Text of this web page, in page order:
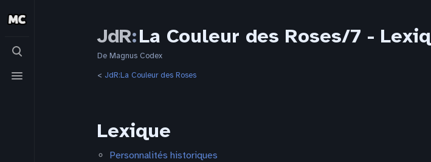
Basculer
recherche
Basculer
le
JdR:La Couleur des Roses/7 -
De Magnus Codex
< JdR:La Couleur des Roses
Lexique
Personnalités historiques